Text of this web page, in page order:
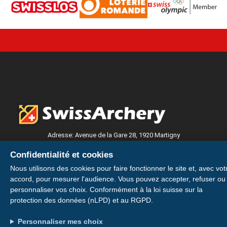
Adresse: Avenue de la Gare 28, 1920 Martigny
Konto: IBAN CH49 0900 0000 1746 6115 0
Confidentialité et cookies
Nous utilisons des cookies pour faire fonctionner le site et, avec
accord, pour mesurer l'audience. Vous pouvez accepter, refuser ou
personnaliser vos choix. Conformément à la loi suisse sur la
protection des données (nLPD) et au RGPD.
Personnaliser mes choix
Votre licence sur votre smartphone
Installez votre carte de membre E-Licence pour
avoir votre licence et votre QR code toujours